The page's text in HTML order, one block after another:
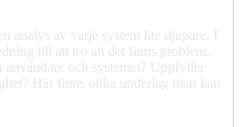
analys av varje system lite djupare. I
till att tro att det finns problem.
och systemet? Uppfyller
Här finns olika underlag man kan